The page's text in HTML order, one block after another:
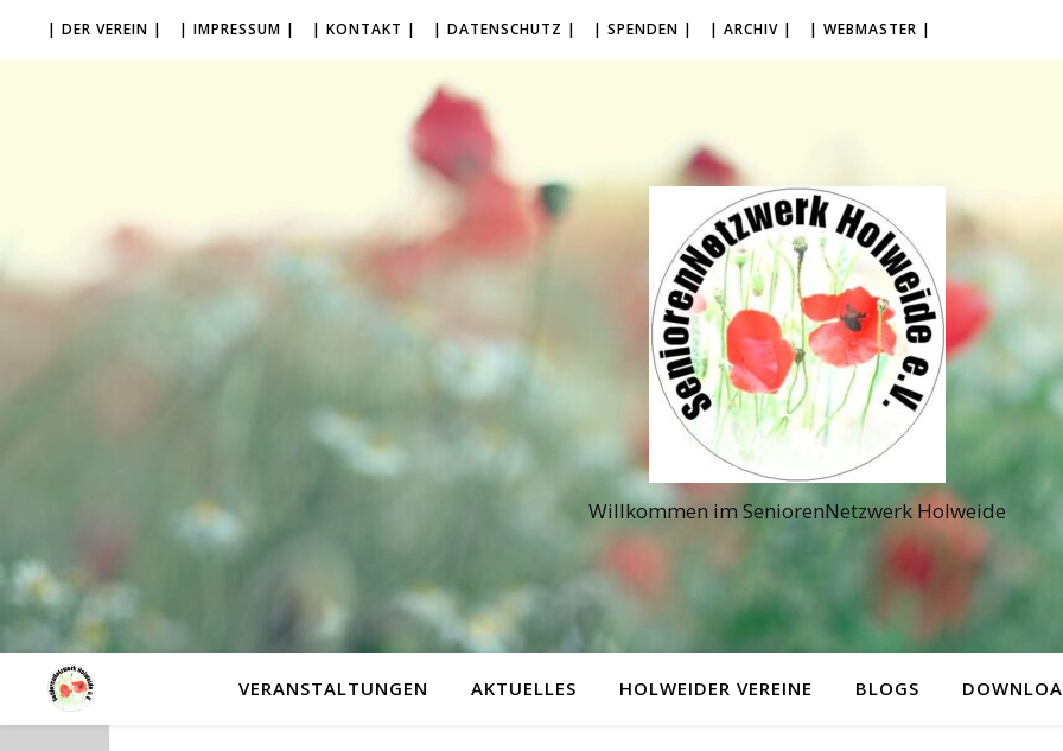
| DER VEREIN | | IMPRESSUM | | KONTAKT | | DATENSCHUTZ | | SPENDEN | | ARCHIV | | WEBMASTER |
Willkommen im SeniorenNetzwerk Holweide
VERANSTALTUNGEN AKTUELLES HOLWEIDER VEREINE BLOGS